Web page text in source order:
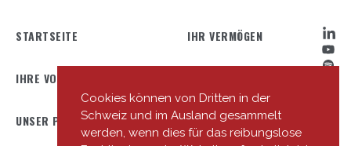
Cookies können von Dritten in der
Schweiz und im Ausland gesammelt
werden, wenn dies für das reibungslose
STARTSEITE IHR VERMÖGEN
IHRE VORTEILE
UNSER PROFIL UNSER TEAM